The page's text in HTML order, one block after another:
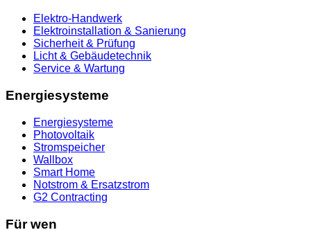
Elektro-Handwerk
Elektroinstallation & Sanierung
Sicherheit & Prüfung
Licht & Gebäudetechnik
Service & Wartung
Energiesysteme
Energiesysteme
Photovoltaik
Stromspeicher
Wallbox
Smart Home
Notstrom & Ersatzstrom
G2 Contracting
Für wen